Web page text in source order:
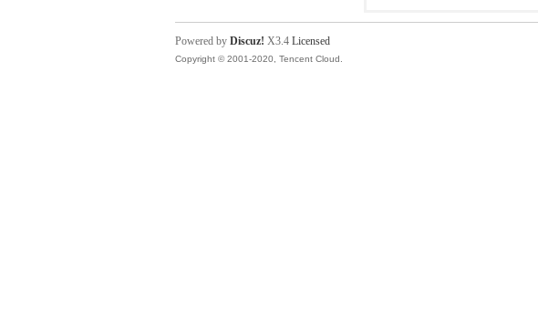
Powered by Discuz! X3.4 Licensed
Copyright © 2001-2020, Tencent Cloud.